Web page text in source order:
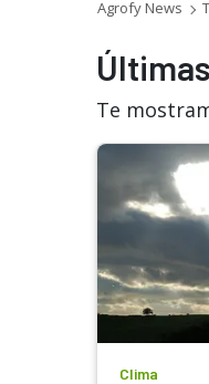
Agrofy News
Te
Clima